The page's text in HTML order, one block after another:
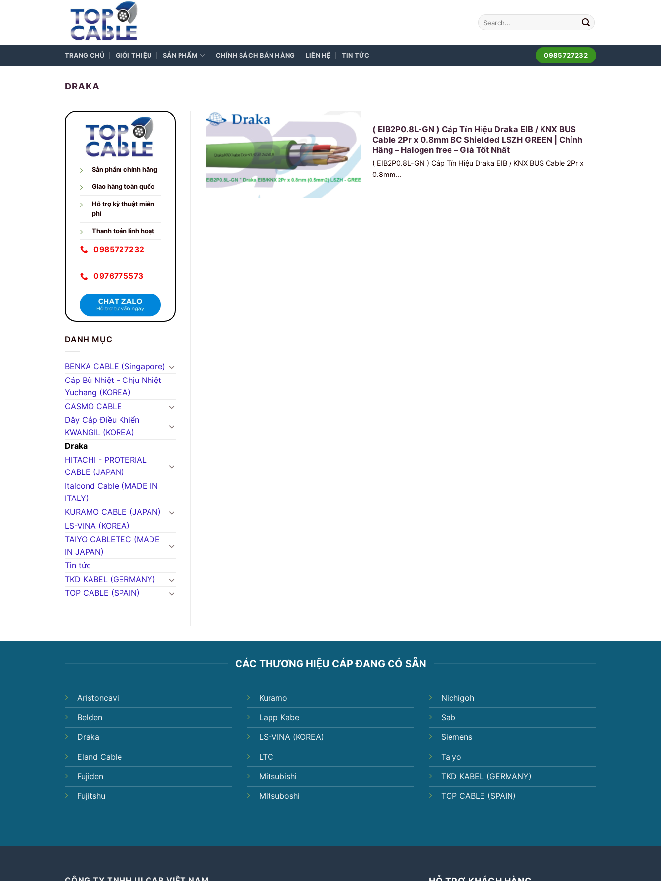
TRANG CHỦ GIỚI THIỆU SẢN PHẨM CHÍNH SÁCH BÁN HÀNG LIÊN HỆ TIN TỨC 0985727232
DRAKA
Sản phẩm chính hãng
Giao hàng toàn quốc
Hỗ trợ kỹ thuật miễn
phí
Thanh toán linh hoạt
0985727232
0976775573
DANH MỤC
BENKA CABLE (Singapore)
Cáp Bù Nhiệt - Chịu Nhiệt
Yuchang (KOREA)
CASMO CABLE
Dây Cáp Điều Khiển
KWANGIL (KOREA)
Draka
HITACHI - PROTERIAL
CABLE (JAPAN)
Italcond Cable (MADE IN
ITALY)
KURAMO CABLE (JAPAN)
LS-VINA (KOREA)
TAIYO CABLETEC (MADE
IN JAPAN)
Tin tức
TKD KABEL (GERMANY)
TOP CABLE (SPAIN)
( EIB2P0.8L-GN ) Cáp Tín Hiệu Draka EIB / KNX BUS
Cable 2Pr x 0.8mm BC Shielded LSZH GREEN | Chính
Hãng – Halogen free – Giá Tốt Nhất
( EIB2P0.8L-GN ) Cáp Tín Hiệu Draka EIB / KNX BUS Cable 2Pr x
0.8mm...
CÁC THƯƠNG HIỆU CÁP ĐANG CÓ SẴN
Aristoncavi
Belden
Draka
Eland Cable
Fujiden
Fujitshu
Kuramo
Lapp Kabel
LS-VINA (KOREA)
LTC
Mitsubishi
Mitsuboshi
Nichigoh
Sab
Siemens
Taiyo
TKD KABEL (GERMANY)
TOP CABLE (SPAIN)